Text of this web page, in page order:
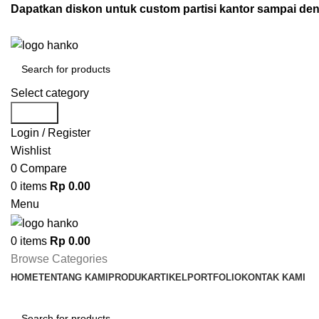
Dapatkan diskon untuk custom partisi kantor sampai
Select category
Login / Register
Wishlist
0 Compare
0 items Rp 0.00
Menu
0 items Rp 0.00
Browse Categories
HOMETENTANG KAMIPRODUKARTIKELPORTFOLIOKONTAK KAMI